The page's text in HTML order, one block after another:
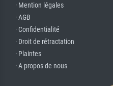
· Mention légales
· AGB
· Confidentialité
· Droit de rétractation
· Plaintes
· A propos de nous